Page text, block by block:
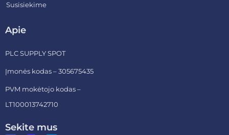
Susisiekime
Apie
PLC SUPPLY SPOT
Įmonės kodas – 305675435
PVM mokėtojo kodas –
LT100013742710
Sekite mus